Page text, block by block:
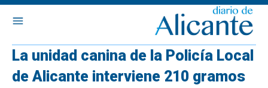
La unidad canina de la Policía Local
de Alicante interviene 210 gramos